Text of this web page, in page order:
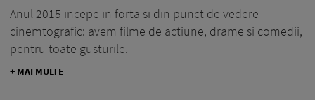
Anul 2015 incepe in forta si din punct de vedere
cinemtografic: avem filme de actiune, drame si comedii,
pentru toate gusturile.
+ MAI MULTE